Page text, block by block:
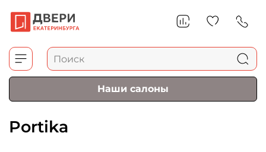
Наши салоны
Portika